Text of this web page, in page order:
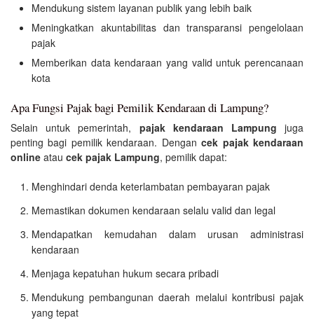
Mendukung sistem layanan publik yang lebih baik
Meningkatkan akuntabilitas dan transparansi pengelolaan
pajak
Memberikan data kendaraan yang valid untuk perencanaan
kota
Apa Fungsi Pajak bagi Pemilik Kendaraan di Lampung?
Selain untuk pemerintah, pajak kendaraan Lampung juga
penting bagi pemilik kendaraan. Dengancek pajak kendaraan
online atau cek pajak Lampung, pemilik dapat:
Menghindari denda keterlambatan pembayaran pajak
Memastikan dokumen kendaraan selalu valid dan legal
Mendapatkan kemudahan dalam urusan administrasi
kendaraan
Menjaga kepatuhan hukum secara pribadi
Mendukung pembangunan daerah melalui kontribusi pajak
yang tepat